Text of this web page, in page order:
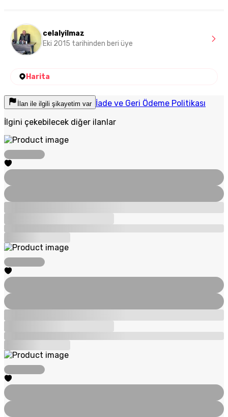
celalyilmaz
Eki 2015 tarihinden beri üye
Harita
İlan ile ilgili şikayetim var İade ve Geri Ödeme Politikası
İlgini çekebilecek diğer ilanlar